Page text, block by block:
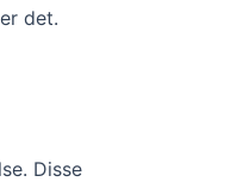
det.
Disse